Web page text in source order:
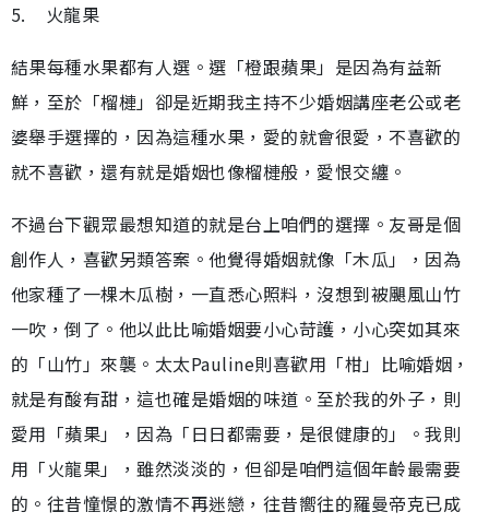
5. 火龍果
結果每種水果都有人選。選「橙跟蘋果」是因為有益新
鮮，至於「榴槤」卻是近期我主持不少婚姻講座老公或老
婆舉手選擇的，因為這種水果，愛的就會很愛，不喜歡的
就不喜歡，還有就是婚姻也像榴槤般，愛恨交纏。
不過台下觀眾最想知道的就是台上咱們的選擇。友哥是個
創作人，喜歡另類答案。他覺得婚姻就像「木瓜」，因為
他家種了一棵木瓜樹，一直悉心照料，沒想到被颶風山竹
一吹，倒了。他以此比喻婚姻要小心苛護，小心突如其來
的「山竹」來襲。太太Pauline則喜歡用「柑」比喻婚姻，
就是有酸有甜，這也確是婚姻的味道。至於我的外子，則
愛用「蘋果」，因為「日日都需要，是很健康的」。我則
用「火龍果」，雖然淡淡的，但卻是咱們這個年齡最需要
的。往昔憧憬的激情不再迷戀，往昔嚮往的羅曼帝克已成